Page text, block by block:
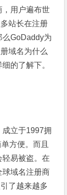
，用户遍布世
站长在注册
GoDaddy为
域名为什么
的了解下。
立于1997拥
方便。而且
易被盗。在
球域名注册商
了越来越多